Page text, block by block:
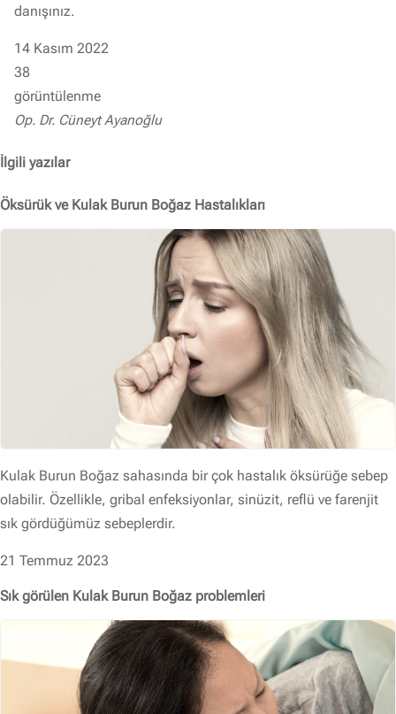
danışınız.
14 Kasım 2022
38
görüntülenme
Op. Dr. Cüneyt Ayanoğlu
İlgili yazılar
Öksürük ve Kulak Burun Boğaz Hastalıkları
Kulak Burun Boğaz sahasında bir çok hastalık öksürüğe sebep
olabilir. Özellikle, gribal enfeksiyonlar, sinüzit, reflü ve farenjit
sık gördüğümüz sebeplerdir.
21 Temmuz 2023
Sık görülen Kulak Burun Boğaz problemleri